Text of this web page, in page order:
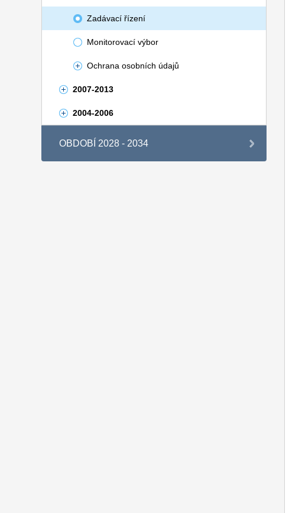
Zadávací řízení
Monitorovací výbor
Ochrana osobních údajů
2007-2013
2004-2006
OBDOBÍ 2028 - 2034